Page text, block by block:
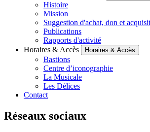
Histoire
Mission
Suggestion d'achat, don et
Publications
Rapports d'activité
Horaires & Accès
Horaires & Accès
Bastions
Centre d’iconographie
La Musicale
Les Délices
Contact
Réseaux sociaux